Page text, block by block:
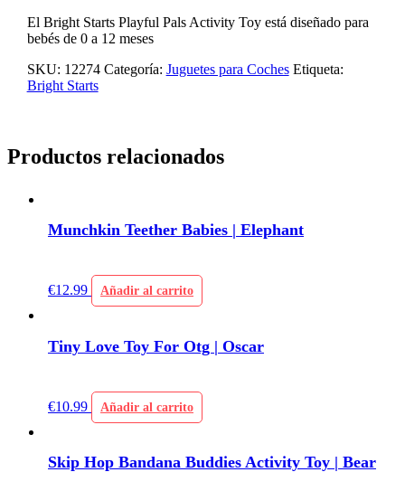
El Bright Starts Playful Pals Activity Toy está diseñado para
bebés de 0 a 12 meses
SKU: 12274 Categoría: Juguetes para Coches Etiqueta:
Bright Starts
Productos relacionados
Munchkin Teether Babies | Elephant
€12.99 Añadir al carrito
Tiny Love Toy For Otg | Oscar
€10.99 Añadir al carrito
Skip Hop Bandana Buddies Activity Toy | Bear